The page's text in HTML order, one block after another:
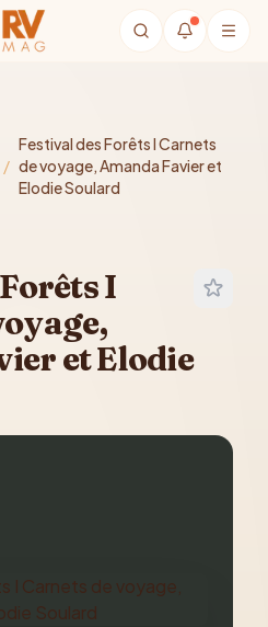
/
Festival des Forêts I Carnets
de voyage, Amanda Favier et
Elodie Soulard
I
et Elodie